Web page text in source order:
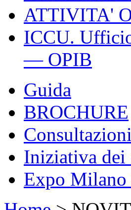
ATTIVITA'
ICCU.
— OPIB
Guida
BROCHURE
Iniziativa dei
Expo Milano